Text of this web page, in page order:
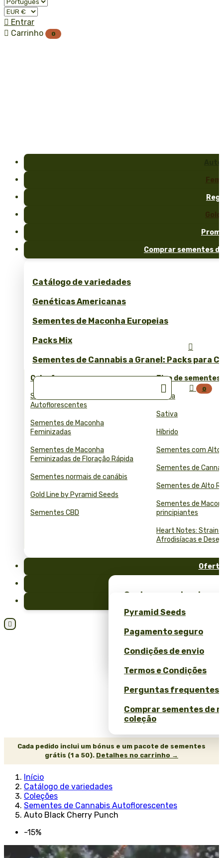
 Entrar
 Carrinho 0
Fem
Reg
Gold
Comprar sementes
Catálogo de variedades
Genéticas Americanas
Sementes de Maconha Europeias
Packs Mix
Sementes de Cannabis a Granel: Packs para
Coleções
Sementes de Cannabis
Autoflorescentes
Sementes de Maconha
Feminizadas
Sementes de Maconha
Feminizadas de Floração Rápida
Sementes normais de canábis
Gold Line by Pyramid Seeds
Sementes CBD
Tipo de sementes
Indica
Sativa
Híbrido
Sementes com Alto
Sementes de
Sementes de Alto
Sementes de
principiantes
Heart Notes: Strains
Afrodisíacas e
Ganhe sementes de
Granel e ROI
Pyramid Seeds
Pagamento seguro
Condições de envio
Termos e Condições
Perguntas frequentes
Comprar sementes de
coleção



 0
Cada pedido inclui um bónus e um pacote de sementes
grátis (1 a 50). Detalhes no carrinho →
Início
Catálogo de variedades
Coleções
Sementes de Cannabis Autoflorescentes
Auto Black Cherry Punch
-15%